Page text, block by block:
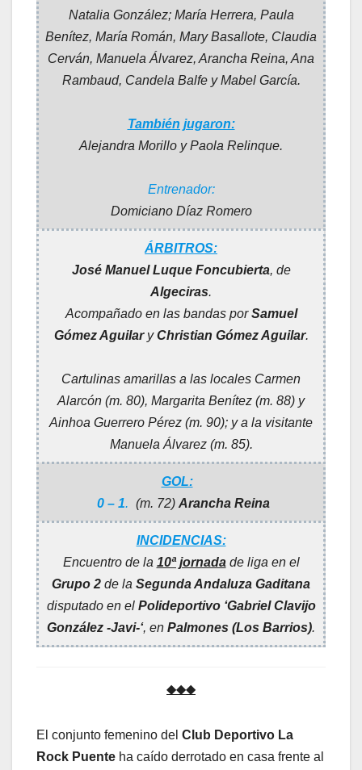
Natalia González; María Herrera, Paula
Benítez, María Román, Mary Basallote, Claudia
Cerván, Manuela Álvarez, Arancha Reina, Ana
Rambaud, Candela Balfe y Mabel García.
También jugaron:
Alejandra Morillo y Paola Relinque.
Entrenador:
Domiciano Díaz Romero
ÁRBITROS:
José Manuel Luque Foncubierta, de
Algeciras.
Acompañado en las bandas porSamuel
Gómez AguilaryChristian Gómez Aguilar.
Cartulinas amarillas a las locales Carmen
Alarcón (m. 80), Margarita Benítez (m. 88) y
Ainhoa Guerrero Pérez (m. 90); y a la visitante
Manuela Álvarez (m. 85).
GOL:
0 – 1. (m. 72) Arancha Reina
INCIDENCIAS:
Encuentro de la 10ª jornadade liga en el
Grupo 2 de la Segunda Andaluza Gaditana
disputado en el Polideportivo ‘Gabriel Clavijo
González -Javi-‘, en Palmones (Los Barrios).
◆◆◆
El conjunto femenino del Club Deportivo La
Rock Puente ha caído derrotado en casa frente al